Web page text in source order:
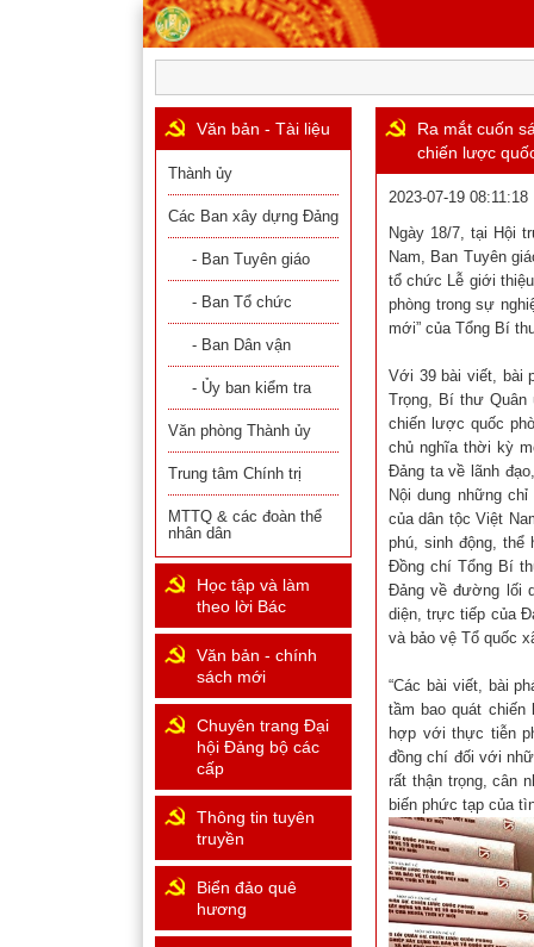
Ra mắt cuốn
chiến lược
2023-07-19 08:11:18
Ngày 18/7, tại Hội
Nam, Ban Tuyên
tổ chức Lễ giới
phòng trong sự
mới” của Tổng Bí
Với 39 bài viết, bài
Trọng, Bí thư Quân
chiến lược quốc
chủ nghĩa thời kỳ
Đảng ta về lãnh
Nội dung những
của dân tộc Việt
phú, sinh động,
Đồng chí Tổng Bí
Đảng về đường lối
diện, trực tiếp của
và bảo vệ Tổ quốc
“Các bài viết, bài
tầm bao quát
hợp với thực tiễn
đồng chí đối với
rất thận trọng, cân
biến phức tạp của
Văn bản - Tài liệu
Thành ủy
Các Ban xây dựng Đảng
- Ban Tuyên giáo
- Ban Tổ chức
- Ban Dân vận
- Ủy ban kiểm tra
Văn phòng Thành ủy
Trung tâm Chính trị
MTTQ & các đoàn thể
nhân dân
Học tập và làm
theo lời Bác
Văn bản - chính
sách mới
Chuyên trang Đại
hội Đảng bộ các
cấp
Thông tin tuyên
truyền
Biển đảo quê
hương